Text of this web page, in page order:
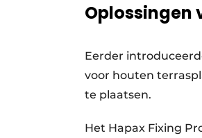
Oplossingen
Eerder
voor houten
te plaatsen.
Het Hapax Fixing